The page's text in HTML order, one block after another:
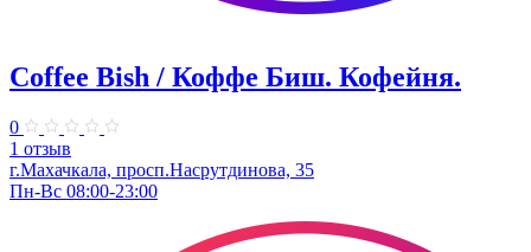
Coffee Bish / Коффе Биш. Кофейня.
0
1 отзыв
г.Махачкала, просп.Насрутдинова, 35
Пн-Вс 08:00-23:00